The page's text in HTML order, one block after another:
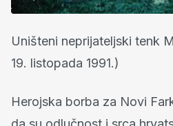
Uništeni neprijateljski tenk
19. listopada 1991.)
Herojska borba za Novi